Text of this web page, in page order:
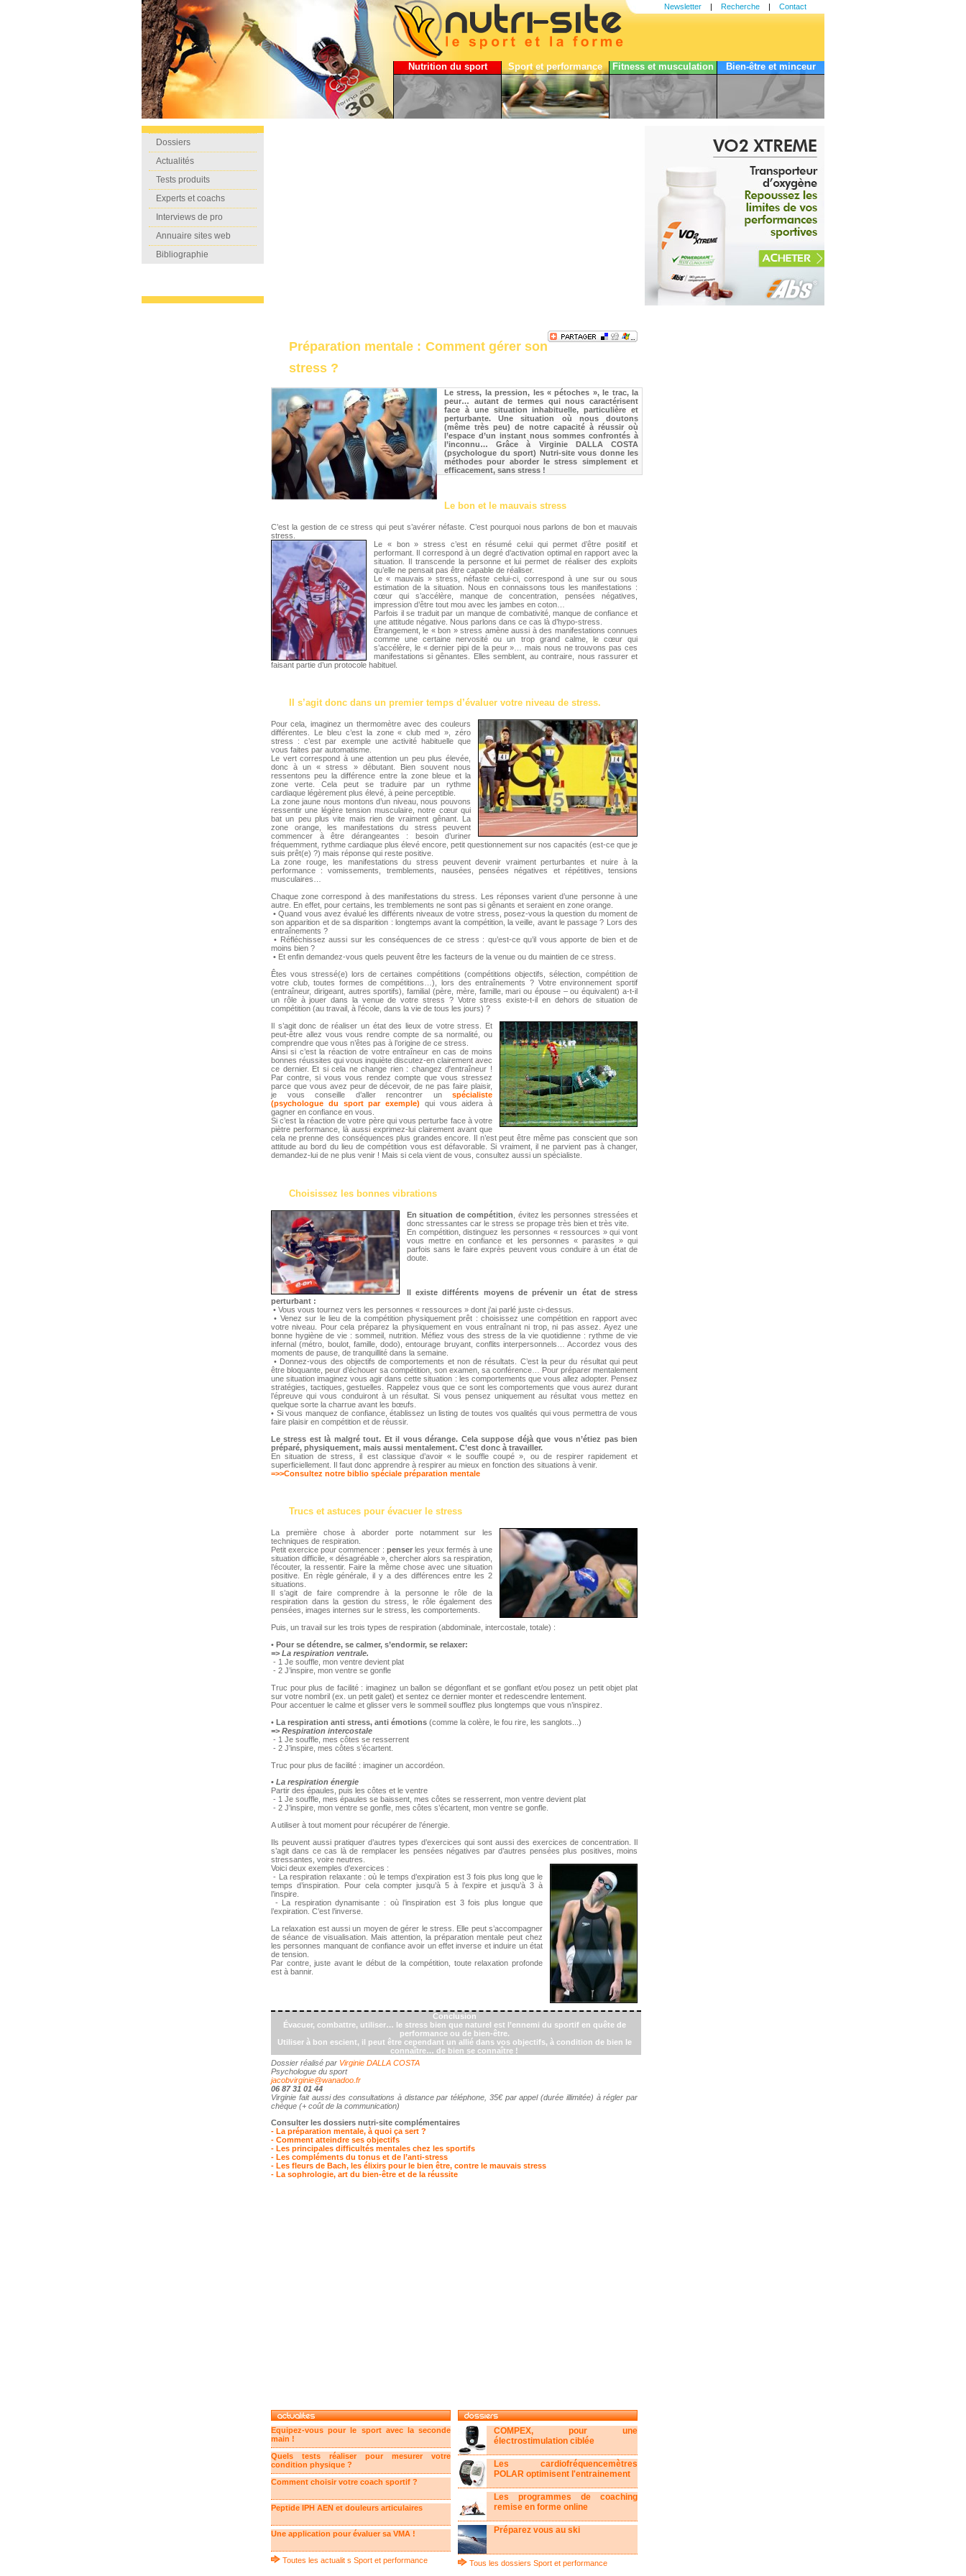
Newsletter | Recherche | Contact
Nutrition du sport Sport et performance Fitness et musculation Bien-être et minceur
Dossiers
Actualités
Tests produits
Experts et coachs
Interviews de pro
Annuaire sites web
Bibliographie
Préparation mentale : Comment gérer son
stress ?
Le stress, la pression, les « pétoches », le trac, la
peur… autant de termes qui nous caractérisent
face à une situation inhabituelle, particulière et
perturbante. Une situation où nous doutons
(même très peu) de notre capacité à réussir où
l’espace d’un instant nous sommes confrontés à
l’inconnu… Grâce à Virginie DALLA COSTA
(psychologue du sport) Nutri-site vous donne les
méthodes pour aborder le stress simplement et
efficacement, sans stress !
Le bon et le mauvais stress
C’est la gestion de ce stress qui peut s’avérer néfaste. C’est pourquoi nous parlons de bon et mauvais
stress.
Le « bon » stress c’est en résumé celui qui permet d’être positif et
performant. Il correspond à un degré d’activation optimal en rapport avec la
situation. Il transcende la personne et lui permet de réaliser des exploits
qu’elle ne pensait pas être capable de réaliser.
Le « mauvais » stress, néfaste celui-ci, correspond à une sur ou sous
estimation de la situation. Nous en connaissons tous les manifestations :
cœur qui s’accélère, manque de concentration, pensées négatives,
impression d’être tout mou avec les jambes en coton…
Parfois il se traduit par un manque de combativité, manque de confiance et
une attitude négative. Nous parlons dans ce cas là d’hypo-stress.
Étrangement, le « bon » stress amène aussi à des manifestations connues
comme une certaine nervosité ou un trop grand calme, le cœur qui
s’accélère, le « dernier pipi de la peur »… mais nous ne trouvons pas ces
manifestations si gênantes. Elles semblent, au contraire, nous rassurer et
faisant partie d’un protocole habituel.
Il s’agit donc dans un premier temps d’évaluer votre niveau de stress.
Pour cela, imaginez un thermomètre avec des couleurs
différentes. Le bleu c’est la zone « club med », zéro
stress : c’est par exemple une activité habituelle que
vous faites par automatisme.
Le vert correspond à une attention un peu plus élevée,
donc à un « stress » débutant. Bien souvent nous
ressentons peu la différence entre la zone bleue et la
zone verte. Cela peut se traduire par un rythme
cardiaque légèrement plus élevé, à peine perceptible.
La zone jaune nous montons d’un niveau, nous pouvons
ressentir une légère tension musculaire, notre cœur qui
bat un peu plus vite mais rien de vraiment gênant. La
zone orange, les manifestations du stress peuvent
commencer à être dérangeantes : besoin d’uriner
fréquemment, rythme cardiaque plus élevé encore, petit questionnement sur nos capacités (est-ce que je
suis prêt(e) ?) mais réponse qui reste positive.
La zone rouge, les manifestations du stress peuvent devenir vraiment perturbantes et nuire à la
performance : vomissements, tremblements, nausées, pensées négatives et répétitives, tensions
musculaires…
Chaque zone correspond à des manifestations du stress. Les réponses varient d’une personne à une
autre. En effet, pour certains, les tremblements ne sont pas si gênants et seraient en zone orange.
• Quand vous avez évalué les différents niveaux de votre stress, posez-vous la question du moment de
son apparition et de sa disparition : longtemps avant la compétition, la veille, avant le passage ? Lors des
entraînements ?
• Réfléchissez aussi sur les conséquences de ce stress : qu’est-ce qu’il vous apporte de bien et de
moins bien ?
• Et enfin demandez-vous quels peuvent être les facteurs de la venue ou du maintien de ce stress.
Êtes vous stressé(e) lors de certaines compétitions (compétitions objectifs, sélection, compétition de
votre club, toutes formes de compétitions…), lors des entraînements ? Votre environnement sportif
(entraîneur, dirigeant, autres sportifs), familial (père, mère, famille, mari ou épouse – ou équivalent) a-t-il
un rôle à jouer dans la venue de votre stress ? Votre stress existe-t-il en dehors de situation de
compétition (au travail, à l’école, dans la vie de tous les jours) ?
Il s’agit donc de réaliser un état des lieux de votre stress. Et
peut-être allez vous vous rendre compte de sa normalité, ou
comprendre que vous n’êtes pas à l’origine de ce stress.
Ainsi si c’est la réaction de votre entraîneur en cas de moins
bonnes réussites qui vous inquiète discutez-en clairement avec
ce dernier. Et si cela ne change rien : changez d'entraîneur !
Par contre, si vous vous rendez compte que vous stressez
parce que vous avez peur de décevoir, de ne pas faire plaisir,
je vous conseille d’aller rencontrer un spécialiste
(psychologue du sport par exemple) qui vous aidera à
gagner en confiance en vous.
Si c’est la réaction de votre père qui vous perturbe face à votre
piètre performance, là aussi exprimez-lui clairement avant que
cela ne prenne des conséquences plus grandes encore. Il n’est peut être même pas conscient que son
attitude au bord du lieu de compétition vous est défavorable. Si vraiment, il ne parvient pas à changer,
demandez-lui de ne plus venir ! Mais si cela vient de vous, consultez aussi un spécialiste.
Choisissez les bonnes vibrations
En situation de compétition , évitez les personnes stressées et
donc stressantes car le stress se propage très bien et très vite.
En compétition, distinguez les personnes « ressources » qui vont
vous mettre en confiance et les personnes « parasites » qui
parfois sans le faire exprès peuvent vous conduire à un état de
doute.
Il existe différents moyens de prévenir un état de stress
perturbant :
• Vous vous tournez vers les personnes « ressources » dont j’ai parlé juste ci-dessus.
• Venez sur le lieu de la compétition physiquement prêt : choisissez une compétition en rapport avec
votre niveau. Pour cela préparez la physiquement en vous entraînant ni trop, ni pas assez. Ayez une
bonne hygiène de vie : sommeil, nutrition. Méfiez vous des stress de la vie quotidienne : rythme de vie
infernal (métro, boulot, famille, dodo), entourage bruyant, conflits interpersonnels… Accordez vous des
moments de pause, de tranquillité dans la semaine.
• Donnez-vous des objectifs de comportements et non de résultats. C’est la peur du résultat qui peut
être bloquante, peur d’échouer sa compétition, son examen, sa conférence… Pour préparer mentalement
une situation imaginez vous agir dans cette situation : les comportements que vous allez adopter. Pensez
stratégies, tactiques, gestuelles. Rappelez vous que ce sont les comportements que vous aurez durant
l’épreuve qui vous conduiront à un résultat. Si vous pensez uniquement au résultat vous mettez en
quelque sorte la charrue avant les bœufs.
• Si vous manquez de confiance, établissez un listing de toutes vos qualités qui vous permettra de vous
faire plaisir en compétition et de réussir.
Le stress est là malgré tout. Et il vous dérange. Cela suppose déjà que vous n’étiez pas bien
préparé, physiquement, mais aussi mentalement. C’est donc à travailler.
En situation de stress, il est classique d’avoir « le souffle coupé », ou de respirer rapidement et
superficiellement. Il faut donc apprendre à respirer au mieux en fonction des situations à venir.
=>>Consultez notre biblio spéciale préparation mentale
Trucs et astuces pour évacuer le stress
La première chose à aborder porte notamment sur les
techniques de respiration.
Petit exercice pour commencer : penser les yeux fermés à une
situation difficile, « désagréable », chercher alors sa respiration,
l’écouter, la ressentir. Faire la même chose avec une situation
positive. En règle générale, il y a des différences entre les 2
situations.
Il s’agit de faire comprendre à la personne le rôle de la
respiration dans la gestion du stress, le rôle également des
pensées, images internes sur le stress, les comportements.
Puis, un travail sur les trois types de respiration (abdominale, intercostale, totale) :
• Pour se détendre, se calmer, s’endormir, se relaxer:
=> La respiration ventrale.
- 1 Je souffle, mon ventre devient plat
- 2 J’inspire, mon ventre se gonfle
Truc pour plus de facilité : imaginez un ballon se dégonflant et se gonflant et/ou posez un petit objet plat
sur votre nombril (ex. un petit galet) et sentez ce dernier monter et redescendre lentement.
Pour accentuer le calme et glisser vers le sommeil soufflez plus longtemps que vous n’inspirez.
• La respiration anti stress, anti émotions (comme la colère, le fou rire, les sanglots...)
=> Respiration intercostale
- 1 Je souffle, mes côtes se resserrent
- 2 J’inspire, mes côtes s’écartent.
Truc pour plus de facilité : imaginer un accordéon.
• La respiration énergie
Partir des épaules, puis les côtes et le ventre
- 1 Je souffle, mes épaules se baissent, mes côtes se resserrent, mon ventre devient plat
- 2 J’inspire, mon ventre se gonfle, mes côtes s’écartent, mon ventre se gonfle.
A utiliser à tout moment pour récupérer de l’énergie.
Ils peuvent aussi pratiquer d’autres types d’exercices qui sont aussi des exercices de concentration. Il
s’agit dans ce cas là de remplacer les pensées négatives par d’autres pensées plus positives, moins
stressantes, voire neutres.
Voici deux exemples d’exercices :
- La respiration relaxante : où le temps d’expiration est 3 fois plus long que le
temps d’inspiration. Pour cela compter jusqu’à 5 à l’expire et jusqu’à 3 à
l’inspire.
- La respiration dynamisante : où l’inspiration est 3 fois plus longue que
l’expiration. C’est l’inverse.
La relaxation est aussi un moyen de gérer le stress. Elle peut s’accompagner
de séance de visualisation. Mais attention, la préparation mentale peut chez
les personnes manquant de confiance avoir un effet inverse et induire un état
de tension.
Par contre, juste avant le début de la compétition, toute relaxation profonde
est à bannir.
Conclusion
Évacuer, combattre, utiliser… le stress bien que naturel est l’ennemi du sportif en quête de
performance ou de bien-être.
Utiliser à bon escient, il peut être cependant un allié dans vos objectifs, à condition de bien le
connaître… de bien se connaître !
Dossier réalisé par Virginie DALLA COSTA
Psychologue du sport
jacobvirginie@wanadoo.fr
06 87 31 01 44
Virginie fait aussi des consultations à distance par téléphone, 35€ par appel (durée illimitée) à régler par
chèque (+ coût de la communication)
Consulter les dossiers nutri-site complémentaires
- La préparation mentale, à quoi ça sert ?
- Comment atteindre ses objectifs
- Les principales difficultés mentales chez les sportifs
- Les compléments du tonus et de l’anti-stress
- Les fleurs de Bach, les élixirs pour le bien être, contre le mauvais stress
- La sophrologie, art du bien-être et de la réussite
Equipez-vous pour le sport avec la seconde
main !
Quels tests réaliser pour mesurer votre
condition physique ?
Comment choisir votre coach sportif ?
Peptide IPH AEN et douleurs articulaires
Une application pour évaluer sa VMA !
Toutes les actualit s Sport et performance
COMPEX, pour une
électrostimulation ciblée
Les cardiofréquencemètres
POLAR optimisent l'entrainement
Les programmes de coaching
remise en forme online
Préparez vous au ski
Tous les dossiers Sport et performance